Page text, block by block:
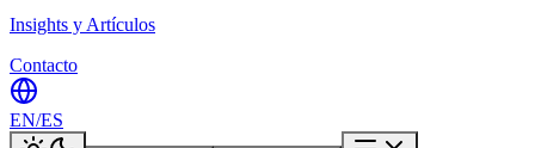
Insights y Artículos
Contacto
EN/ES